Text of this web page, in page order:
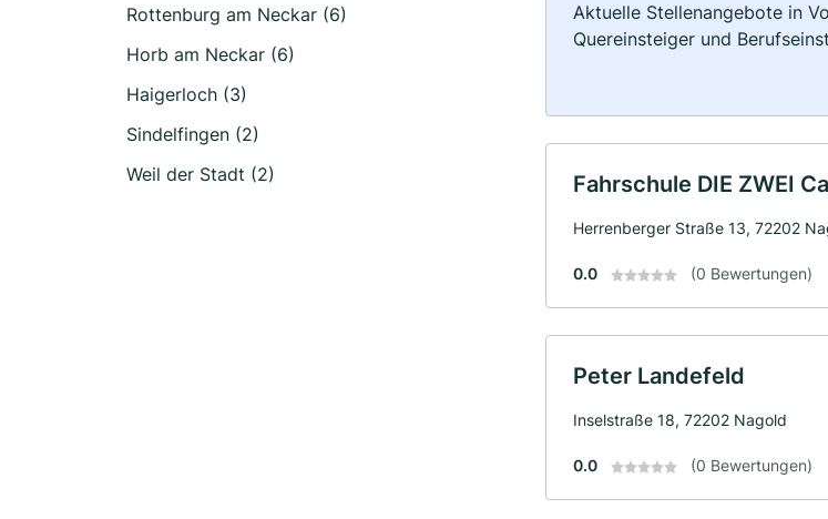
Rottenburg am Neckar (6)
Horb am Neckar (6)
Haigerloch (3)
Sindelfingen (2)
Weil der Stadt (2)
Aktuelle Stellenangebote in
Quereinsteiger und
Fahrschule DIE ZWEI
Herrenberger Straße 13, 72202
0.0 (0 Bewertungen)
Peter Landefeld
Inselstraße 18, 72202 Nagold
0.0 (0 Bewertungen)